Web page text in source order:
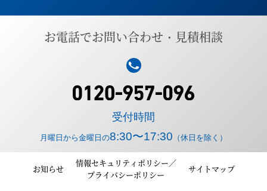
お電話でお問い合わせ・見積相談
受付時間
月曜日から金曜日の8:30〜17:30 （休日を除く）
お知らせ
情報セキュリティポリシー／
プライバシーポリシー
サイトマップ